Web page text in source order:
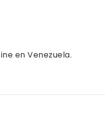
en Venezuela.